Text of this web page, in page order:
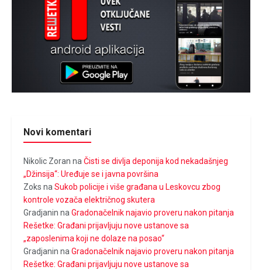
Novi komentari
Nikolic Zoran naČisti se divlja deponija kod nekadašnjeg
„Džinsija“: Uređuje se i javna površina
Zoks naSukob policije i više građana u Leskovcu zbog
kontrole vozača električnog skutera
Gradjanin naGradonačelnik najavio proveru nakon pitanja
Rešetke: Građani prijavljuju nove ustanove sa
„zaposlenima koji ne dolaze na posao“
Gradjanin naGradonačelnik najavio proveru nakon pitanja
Rešetke: Građani prijavljuju nove ustanove sa